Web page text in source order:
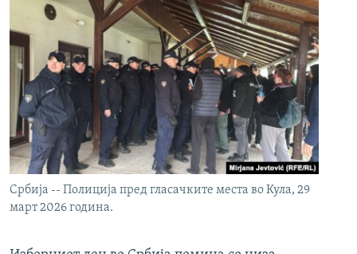
Србија -- Полиција пред гласачките места во Кула, 29
март 2026 година.